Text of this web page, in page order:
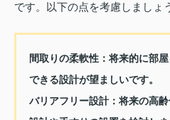
です。以下の点を考慮しましょ
間取りの柔軟性： 将来的に部
できる設計が望ましいです。
バリアフリー設計： 将来の高